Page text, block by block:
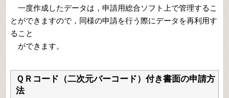
一度作成したデータは，申請用総合ソフト上で管理するこ
とができますので，同様の申請を行う際にデータを再利用す
ること
ができます。
ＱＲコード（二次元バーコード）付き書面の申請方
法